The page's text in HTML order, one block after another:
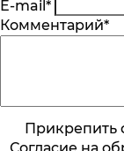
Ознакомленс
обработкой
ООО
г. Минск,
реализации,
Введите код с
E-mail*
Комментарий*
Прикрепить